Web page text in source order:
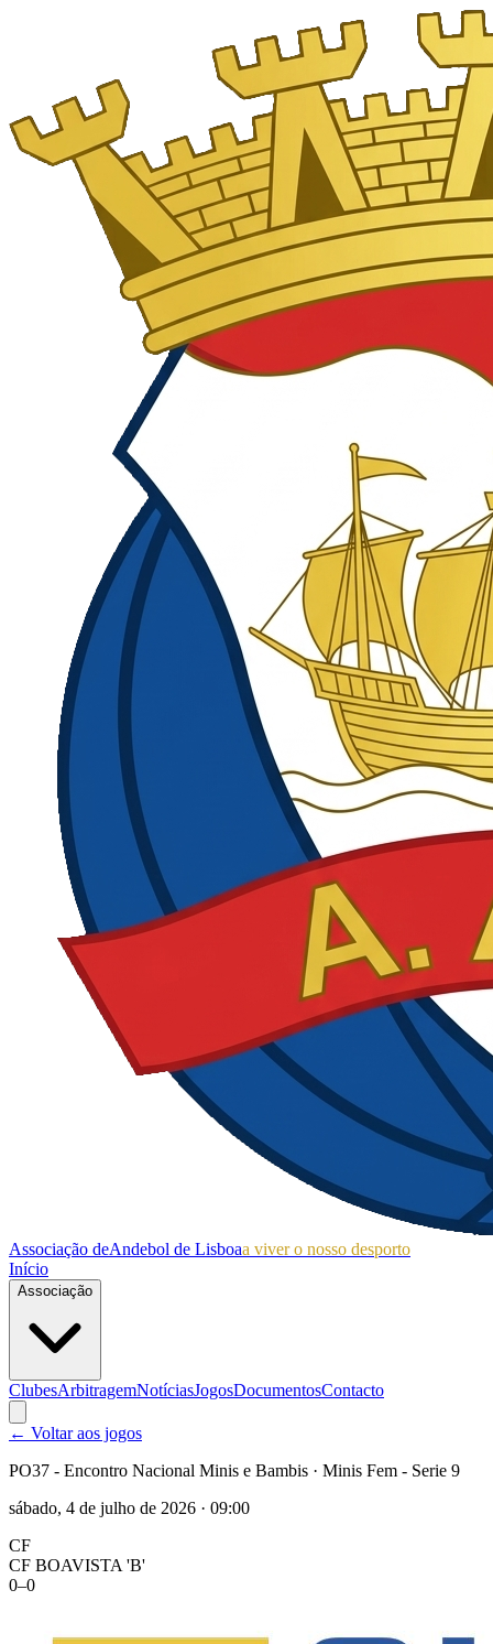
Associação deAndebol de Lisboaa viver o nosso desporto
Início
Associação
ClubesArbitragemNotíciasJogosDocumentosContacto
← Voltar aos jogos
PO37 - Encontro Nacional Minis e Bambis · Minis Fem - Serie 9
sábado, 4 de julho de 2026 · 09:00
CF
CF BOAVISTA 'B'
0–0